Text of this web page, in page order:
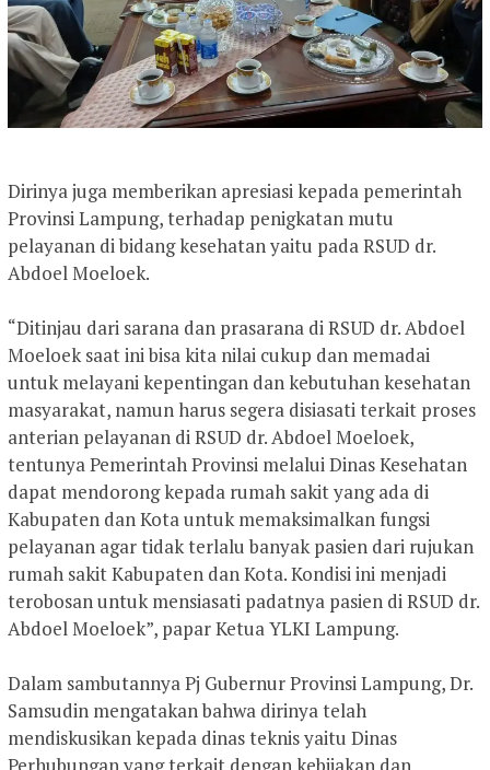
Dirinya juga memberikan apresiasi kepada pemerintah
Provinsi Lampung, terhadap penigkatan mutu
pelayanan di bidang kesehatan yaitu pada RSUD dr.
Abdoel Moeloek.
“Ditinjau dari sarana dan prasarana di RSUD dr. Abdoel
Moeloek saat ini bisa kita nilai cukup dan memadai
untuk melayani kepentingan dan kebutuhan kesehatan
masyarakat, namun harus segera disiasati terkait proses
anterian pelayanan di RSUD dr. Abdoel Moeloek,
tentunya Pemerintah Provinsi melalui Dinas Kesehatan
dapat mendorong kepada rumah sakit yang ada di
Kabupaten dan Kota untuk memaksimalkan fungsi
pelayanan agar tidak terlalu banyak pasien dari rujukan
rumah sakit Kabupaten dan Kota. Kondisi ini menjadi
terobosan untuk mensiasati padatnya pasien di RSUD dr.
Abdoel Moeloek”, papar Ketua YLKI Lampung.
Dalam sambutannya Pj Gubernur Provinsi Lampung, Dr.
Samsudin mengatakan bahwa dirinya telah
mendiskusikan kepada dinas teknis yaitu Dinas